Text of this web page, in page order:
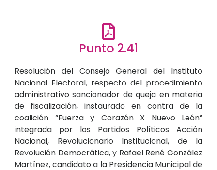
Punto 2.41
Resolución del Consejo General del Instituto
Nacional Electoral, respecto del procedimiento
administrativo sancionador de queja en materia
de fiscalización, instaurado en contra de la
coalición “Fuerza y Corazón X Nuevo León”
integrada por los Partidos Políticos Acción
Nacional, Revolucionario Institucional, de la
Revolución Democrática, y Rafael René González
Martínez, candidato a la Presidencia Municipal de